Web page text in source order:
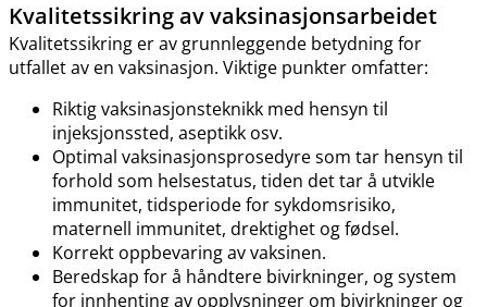
Kvalitetssikring av vaksinasjonsarbeidet
Kvalitetssikring er av grunnleggende betydning for
utfallet av en vaksinasjon. Viktige punkter omfatter:
Riktig vaksinasjonsteknikk med hensyn til
injeksjonssted, aseptikk osv.
Optimal vaksinasjonsprosedyre som tar hensyn til
forhold som helsestatus, tiden det tar å utvikle
immunitet, tidsperiode for sykdomsrisiko,
maternell immunitet, drektighet og fødsel.
Korrekt oppbevaring av vaksinen.
Beredskap for å håndtere bivirkninger, og system
for innhenting av opplysninger om bivirkninger og